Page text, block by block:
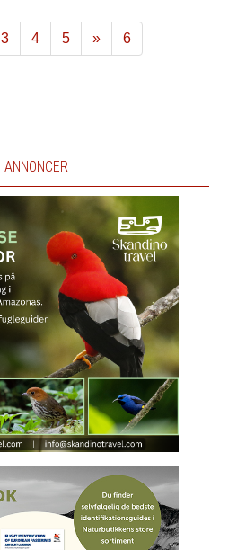
3 4 5
»
Næste
6
ANNONCER